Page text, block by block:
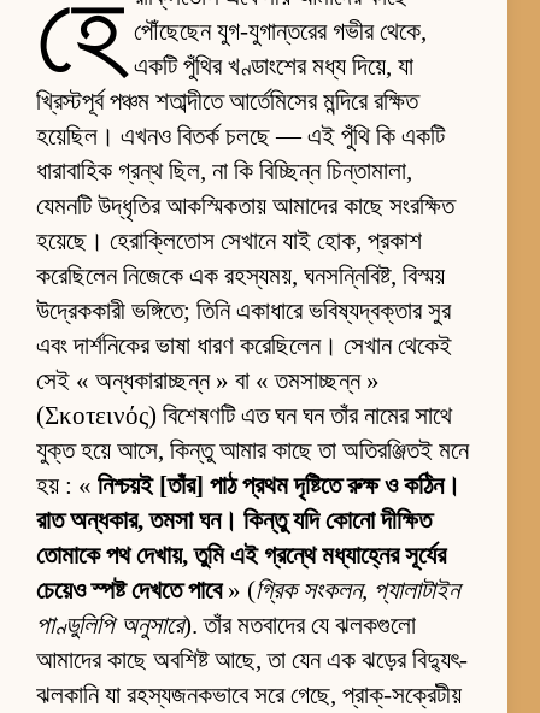
পৌঁছেছেন যুগ-যুগান্তরের গভীর থেকে,
একটি পুঁথির খণ্ডাংশের মধ্য দিয়ে, যা
খ্রিস্টপূর্ব পঞ্চম শতাব্দীতে আর্তেমিসের মন্দিরে রক্ষিত
হয়েছিল। এখনও বিতর্ক চলছে — এই পুঁথি কি একটি
ধারাবাহিক গ্রন্থ ছিল, না কি বিচ্ছিন্ন চিন্তামালা,
যেমনটি উদ্ধৃতির আকস্মিকতায় আমাদের কাছে সংরক্ষিত
হয়েছে। হেরাক্লিতোস সেখানে যাই হোক, প্রকাশ
করেছিলেন নিজেকে এক রহস্যময়, ঘনসন্নিবিষ্ট, বিস্ময়
উদ্রেককারী ভঙ্গিতে; তিনি একাধারে ভবিষ্যদ্বক্তার সুর
এবং দার্শনিকের ভাষা ধারণ করেছিলেন। সেখান থেকেই
সেই « অন্ধকারাচ্ছন্ন » বা « তমসাচ্ছন্ন »
(Σκοτεινός) বিশেষণটি এত ঘন ঘন তাঁর নামের সাথে
যুক্ত হয়ে আসে, কিন্তু আমার কাছে তা অতিরঞ্জিতই মনে
হয় : « নিশ্চয়ই [তাঁর] পাঠ প্রথম দৃষ্টিতে রুক্ষ ও কঠিন।
রাত অন্ধকার, তমসা ঘন। কিন্তু যদি কোনো দীক্ষিত
তোমাকে পথ দেখায়, তুমি এই গ্রন্থে মধ্যাহ্নের সূর্যের
চেয়েও স্পষ্ট দেখতে পাবে» (গ্রিক সংকলন, প্যালাটাইন
পাণ্ডুলিপি অনুসারে). তাঁর মতবাদের যে ঝলকগুলো
আমাদের কাছে অবশিষ্ট আছে, তা যেন এক ঝড়ের বিদ্যুৎ-
ঝলকানি যা রহস্যজনকভাবে সরে গেছে, প্রাক্-সক্রেটীয়